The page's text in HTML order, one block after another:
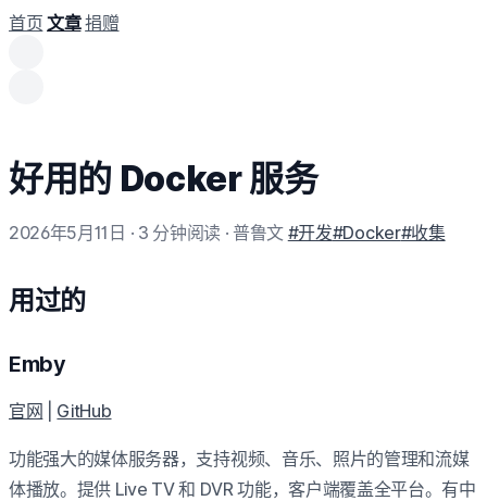
首页 文章捐赠
好用的 Docker 服务
2026年5月11日 · 3 分钟阅读 · 普鲁文 #开发#Docker#收集
用过的
Emby
官网 GitHub
功能强大的媒体服务器，支持视频、音乐、照片的管理和流媒
体播放。提供 Live TV 和 DVR 功能，客户端覆盖全平台。有中